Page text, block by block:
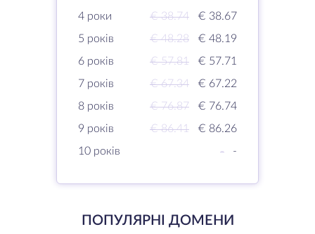
4 роки
€ 38.74
€ 38.67
5 років
€ 48.28
€ 48.19
6 років
€ 57.81
€ 57.71
7 років
€ 67.34
€ 67.22
8 років
€ 76.87
€ 76.74
9 років
€ 86.41
€ 86.26
10 років
- -
ПОПУЛЯРНІ ДОМЕНИ